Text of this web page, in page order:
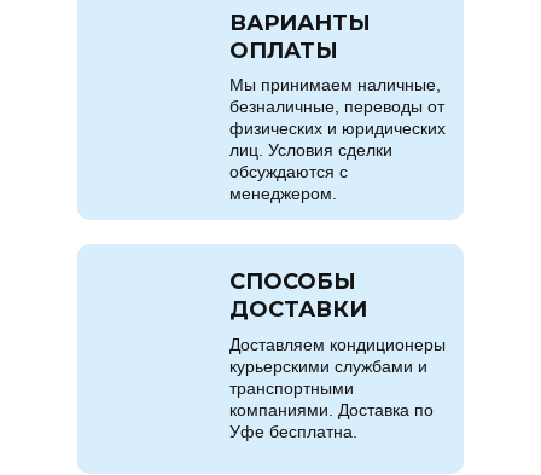
Мы принимаем наличные,
безналичные, переводы от
физических и юридических
лиц. Условия сделки
обсуждаются с
менеджером.
ВАРИАНТЫ
ОПЛАТЫ
Доставляем кондиционеры
курьерскими службами и
транспортными
компаниями. Доставка по
Уфе бесплатна.
СПОСОБЫ
ДОСТАВКИ